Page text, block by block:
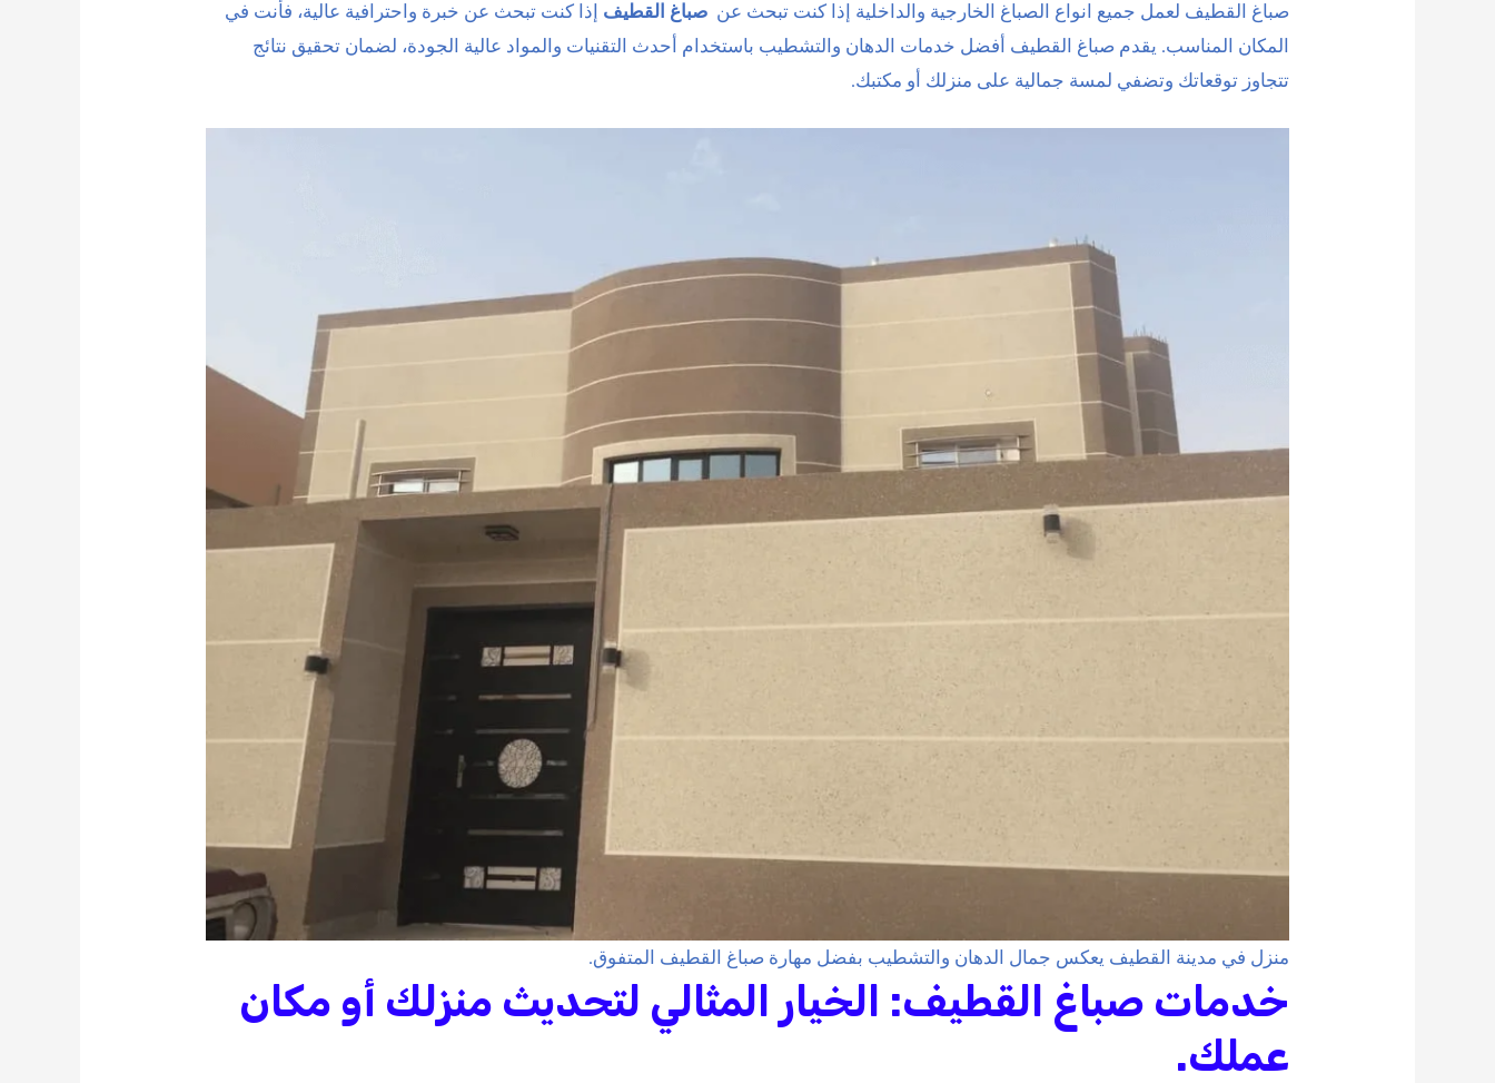
صباغ القطيف لعمل جميع انواع الصباغ الخارجية والداخلية إذا كنت تبحث عن صباغ القطيف إذا كنت تبحث عن خبرة واحترافية عالية، فأنت في
المكان المناسب. يقدم صباغ القطيف أفضل خدمات الدهان والتشطيب باستخدام أحدث التقنيات والمواد عالية الجودة، لضمان تحقيق نتائج
تتجاوز توقعاتك وتضفي لمسة جمالية على منزلك أو مكتبك.
منزل في مدينة القطيف يعكس جمال الدهان والتشطيب بفضل مهارة صباغ القطيف المتفوق.
خدمات صباغ القطيف: الخيار المثالي لتحديث منزلك أو مكان
عملك.